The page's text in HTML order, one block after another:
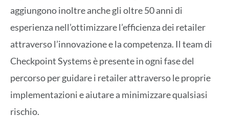
aggiungono inoltre anche gli oltre 50 anni di
esperienza nell’ottimizzare l’efficienza dei retailer
attraverso l’innovazione e la competenza. Il team di
Checkpoint Systems è presente in ogni fase del
percorso per guidare i retailer attraverso le proprie
implementazioni e aiutare a minimizzare qualsiasi
rischio.